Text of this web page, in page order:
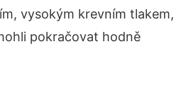
vysokým krevním tlakem,
pokračovat hodně